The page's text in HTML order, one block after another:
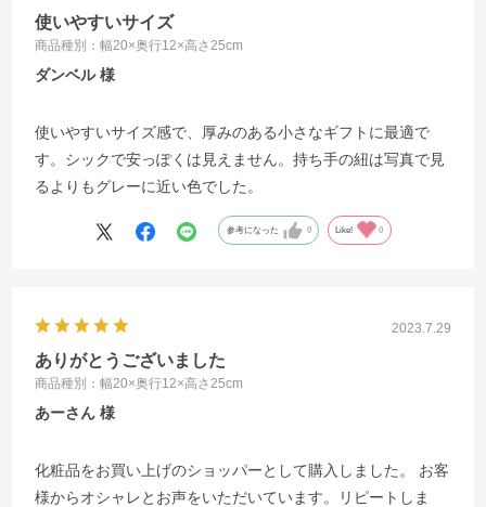
使いやすいサイズ
商品種別：幅20×奥行12×高さ25cm
ダンベル
使いやすいサイズ感で、厚みのある小さなギフトに最適で
す。シックで安っぽくは見えません。持ち手の紐は写真で見
るよりもグレーに近い色でした。
参考になった 0 Like! 0
2023.7.29
ありがとうございました
商品種別：幅20×奥行12×高さ25cm
あーさん
化粧品をお買い上げのショッパーとして購入しました。 お客
様からオシャレとお声をいただいています。リピートしま